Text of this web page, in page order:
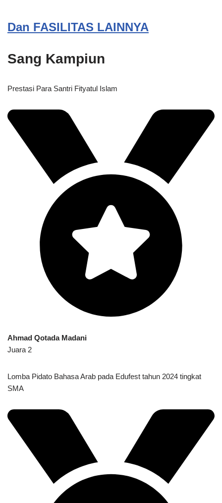
Dan FASILITAS LAINNYA
Sang Kampiun
Prestasi Para Santri Fityatul Islam
Ahmad Qotada Madani
Juara 2
Lomba Pidato Bahasa Arab pada Edufest tahun 2024 tingkat
SMA